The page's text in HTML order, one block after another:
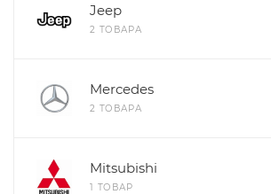
Jeep
2 ТОВАРА
Mercedes
2 ТОВАРА
Mitsubishi
1 ТОВАР